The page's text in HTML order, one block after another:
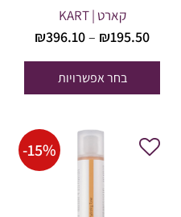
קארט | KART
₪195.50
–
₪396.10
בחר אפשרויות
-15%